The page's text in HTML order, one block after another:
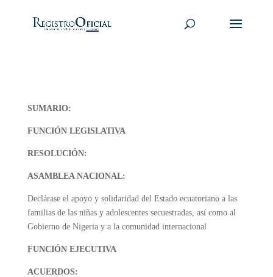
SUMARIO:
FUNCIÓN LEGISLATIVA
RESOLUCIÓN:
ASAMBLEA NACIONAL:
Declárase el apoyo y solidaridad del Estado ecuatoriano a las
familias de las niñas y adolescentes secuestradas, así como al
Gobierno de Nigeria y a la comunidad internacional
FUNCIÓN EJECUTIVA
ACUERDOS: